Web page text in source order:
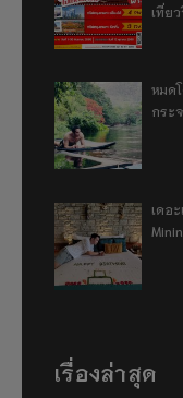
เที่ย
หมด
กระ
เดอ
เรื่องล่าสุด